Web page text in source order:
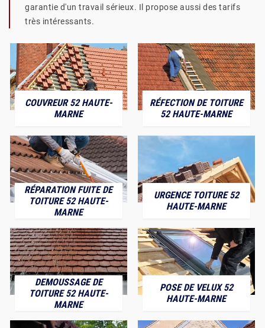
garantie d'un travail sérieux. Il propose aussi des tarifs
très intéressants.
COUVREUR 52 HAUTE-
MARNE
RÉFECTION DE TOITURE
52 HAUTE-MARNE
RÉPARATION FUITE DE
TOITURE 52 HAUTE-
MARNE
URGENCE TOITURE 52
HAUTE-MARNE
DEMOUSSAGE DE
TOITURE 52 HAUTE-
MARNE
POSE DE VELUX 52
HAUTE-MARNE